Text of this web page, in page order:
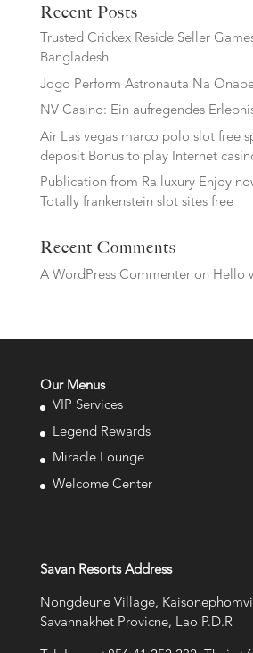
Recent Posts
Trusted Crickex Reside Seller
Bangladesh
Jogo Perform Astronauta Na
NV Casino: Ein aufregendes
Air Las vegas marco polo slot free
deposit Bonus to play Internet
Publication from Ra luxury Enjoy
Totally frankenstein slot sites free
Recent Comments
A WordPress Commenteron Hello
Our Menus
VIP Services
Legend Rewards
Miracle Lounge
Welcome Center
Savan Resorts Address
Nongdeune Village,
Savannakhet Provicne, Lao P.D.R